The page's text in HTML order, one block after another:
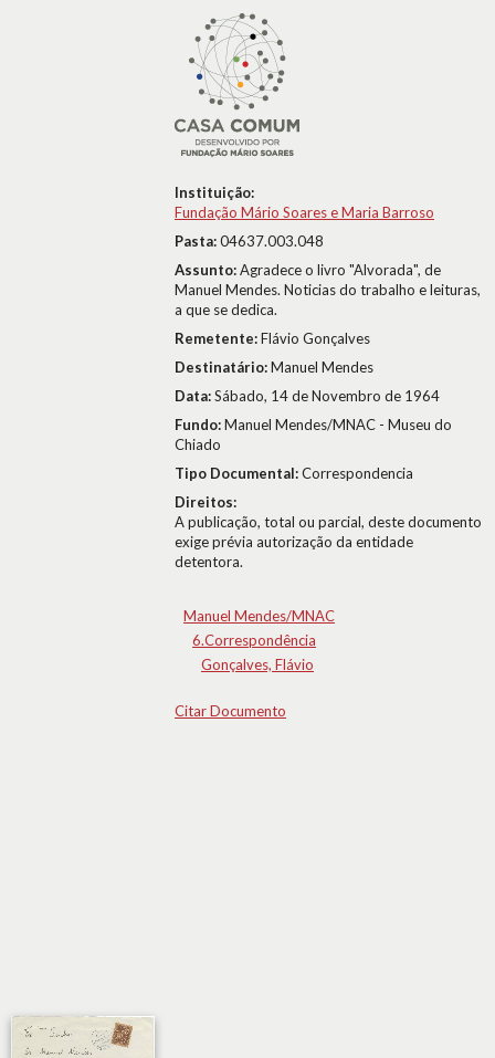
Instituição:
Fundação Mário Soares e Maria Barroso
Pasta:04637.003.048
Assunto:Agradece o livro "Alvorada", de
Manuel Mendes. Noticias do trabalho e leituras,
a que se dedica.
Remetente:Flávio Gonçalves
Destinatário:Manuel Mendes
Data:Sábado, 14 de Novembro de 1964
Fundo:Manuel Mendes/MNAC - Museu do
Chiado
Tipo Documental:Correspondencia
Direitos:
A publicação, total ou parcial, deste documento
exige prévia autorização da entidade
detentora.
Manuel Mendes/MNAC
6.Correspondência
Gonçalves, Flávio
Citar Documento